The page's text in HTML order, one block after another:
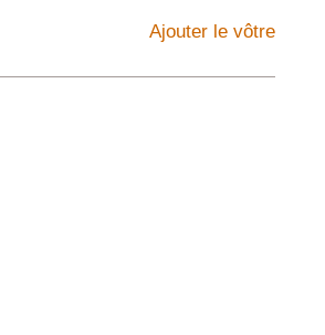
Ajouter le vôtre